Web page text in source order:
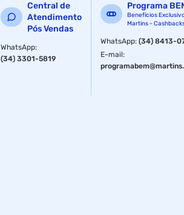
Central de
Atendimento
Pós Vendas
WhatsApp:
(34) 3301-5819
Programa
Benefícios
Martins -
WhatsApp:(34) 8413-
E-mail: